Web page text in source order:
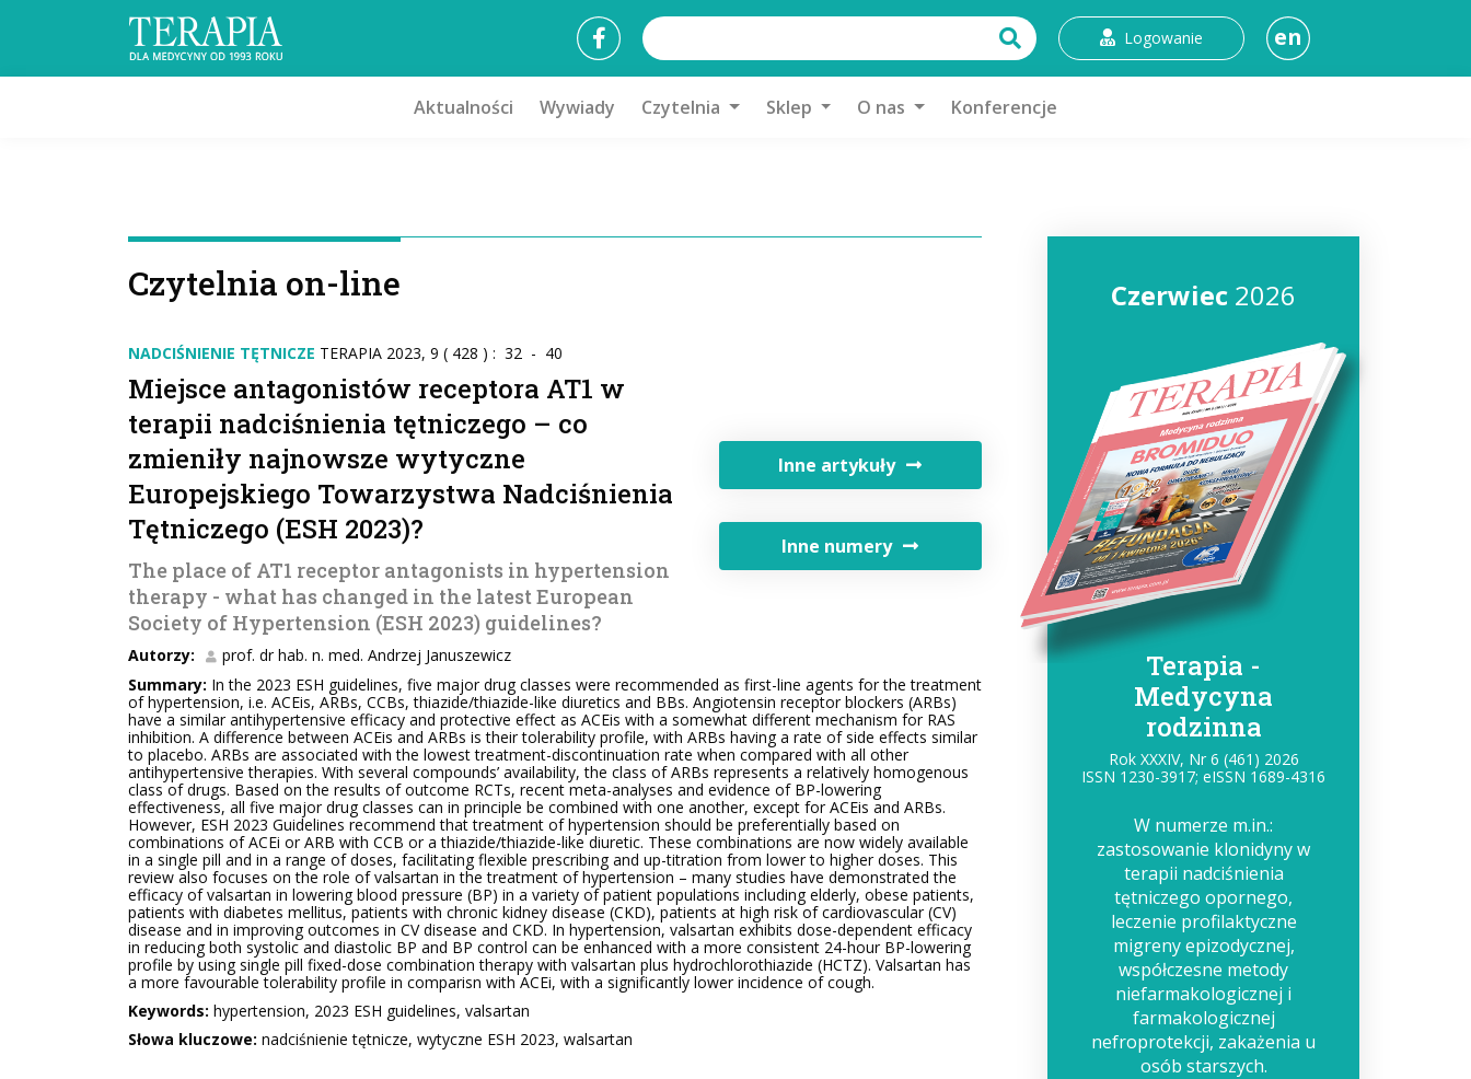
Logowanie en
Aktualności Wywiady Czytelnia Sklep O nas Konferencje
Czytelnia on-line
NADCIŚNIENIE TĘTNICZE TERAPIA 2023, 9 ( 428 ) : 32 - 40
Miejsce antagonistów receptora AT1 w
terapii nadciśnienia tętniczego – co
zmieniły najnowsze wytyczne
Europejskiego Towarzystwa Nadciśnienia
Tętniczego (ESH 2023)?
The place of AT1 receptor antagonists in hypertension
therapy - what has changed in the latest European
Society of Hypertension (ESH 2023) guidelines?
Autorzy: prof. dr hab. n. med. Andrzej Januszewicz
Inne artykuły
Inne numery
Summary: In the 2023 ESH guidelines, five major drug classes were recommended as first-line agents for the treatment
of hypertension, i.e. ACEis, ARBs, CCBs, thiazide/thiazide-like diuretics and BBs. Angiotensin receptor blockers (ARBs)
have a similar antihypertensive efficacy and protective effect as ACEis with a somewhat different mechanism for RAS
inhibition. A difference between ACEis and ARBs is their tolerability profile, with ARBs having a rate of side effects similar
to placebo. ARBs are associated with the lowest treatment-discontinuation rate when compared with all other
antihypertensive therapies. With several compounds’ availability, the class of ARBs represents a relatively homogenous
class of drugs. Based on the results of outcome RCTs, recent meta-analyses and evidence of BP-lowering
effectiveness, all five major drug classes can in principle be combined with one another, except for ACEis and ARBs.
However, ESH 2023 Guidelines recommend that treatment of hypertension should be preferentially based on
combinations of ACEi or ARB with CCB or a thiazide/thiazide-like diuretic. These combinations are now widely available
in a single pill and in a range of doses, facilitating flexible prescribing and up-titration from lower to higher doses. This
review also focuses on the role of valsartan in the treatment of hypertension – many studies have demonstrated the
efficacy of valsartan in lowering blood pressure (BP) in a variety of patient populations including elderly, obese patients,
patients with diabetes mellitus, patients with chronic kidney disease (CKD), patients at high risk of cardiovascular (CV)
disease and in improving outcomes in CV disease and CKD. In hypertension, valsartan exhibits dose-dependent efficacy
in reducing both systolic and diastolic BP and BP control can be enhanced with a more consistent 24-hour BP-lowering
profile by using single pill fixed-dose combination therapy with valsartan plus hydrochlorothiazide (HCTZ). Valsartan has
a more favourable tolerability profile in comparisn with ACEi, with a significantly lower incidence of cough.
Keywords: hypertension, 2023 ESH guidelines, valsartan
Słowa kluczowe: nadciśnienie tętnicze, wytyczne ESH 2023, walsartan
Czerwiec 2026
Terapia -
Medycyna
rodzinna
Rok XXXIV, Nr 6 (461) 2026
ISSN 1230-3917; eISSN 1689-4316
W numerze m.in.:
zastosowanie klonidyny w
terapii nadciśnienia
tętniczego opornego,
leczenie profilaktyczne
migreny epizodycznej,
współczesne metody
niefarmakologicznej i
farmakologicznej
nefroprotekcji, zakażenia u
osób starszych.